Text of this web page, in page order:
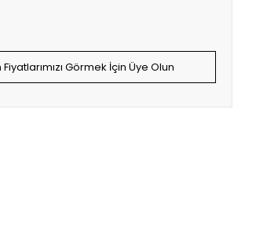
Görmek İçin Üye Olun